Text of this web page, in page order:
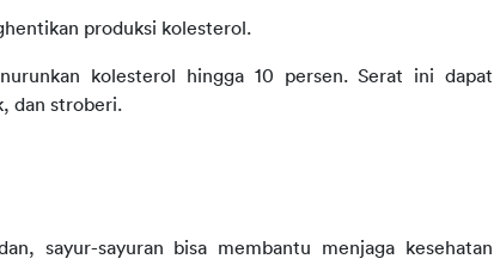
produksi kolesterol.
kolesterol hingga 10 persen. Serat ini dapat
dan stroberi.
sayur-sayuran bisa membantu menjaga kesehatan